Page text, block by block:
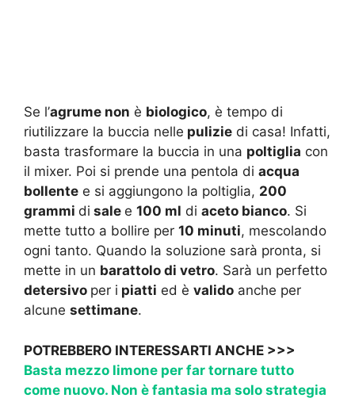
Se l’agrume non è biologico, è tempo di
riutilizzare la buccia nelle pulizie di casa! Infatti,
basta trasformare la buccia in una poltiglia con
il mixer. Poi si prende una pentola di acqua
bollente e si aggiungono la poltiglia, 200
grammi di sale e 100 ml di aceto bianco. Si
mette tutto a bollire per 10 minuti, mescolando
ogni tanto. Quando la soluzione sarà pronta, si
mette in un barattolo di vetro. Sarà un perfetto
detersivo per i piatti ed è valido anche per
alcune settimane.
POTREBBERO INTERESSARTI ANCHE >>>
Basta mezzo limone per far tornare tutto
come nuovo. Non è fantasia ma solo strategia